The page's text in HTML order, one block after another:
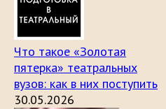
Что такое «Золотая
пятерка» театральных
вузов: как в них поступить
30.05.2026